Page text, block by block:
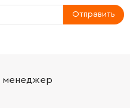
Отправить
менеджер